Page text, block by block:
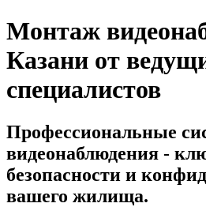
Монтаж
Казани от
специалистов
Профессиональные
видеонаблюдения -
безопасности и
вашего жилища.